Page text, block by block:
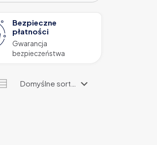
Bezpieczne
płatności
Gwarancja
bezpieczeństwa